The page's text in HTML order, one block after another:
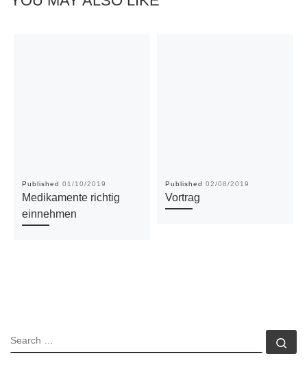
Published 01/10/2019
Medikamente richtig
einnehmen
Published 02/08/2019
Vortrag
SEARCH